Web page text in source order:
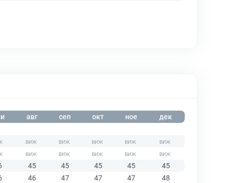
авг сеп окт ное дек
45 45 45 45
45
46 47 47 47 48